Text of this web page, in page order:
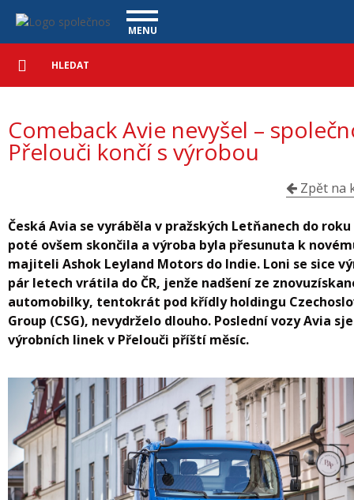
Comeback Avie nevyšel – společnost v Přelouči končí s výrobou -
Navigace
MENU
VÝKUP VOZŮ
ÚVĚR ZDARMA
ZÁRUKA NA OJETÉ VOZY
CO NABÍZÍME
ONLINE VIDEO PROHLÍDKY
UPLATNĚNÍ VAD
NÁŠ TÝM
NAŠE VIDEA
MAGAZÍN
KONTAKT
Podrobné
vyhledávání
Vyhledat
Comeback Avie nevyšel –
Přelouči končí s výrobou
Zpět na
Česká Avia se vyráběla v pražských Letňanech do roku
poté ovšem skončila a výroba byla přesunuta k
majiteli Ashok Leyland Motors do Indie. Loni se sice
pár letech vrátila do ČR, jenže nadšení ze
automobilky, tentokrát pod křídly holdingu
Group (CSG), nevydrželo dlouho. Poslední vozy Avia
výrobních linek v Přelouči příští měsíc.